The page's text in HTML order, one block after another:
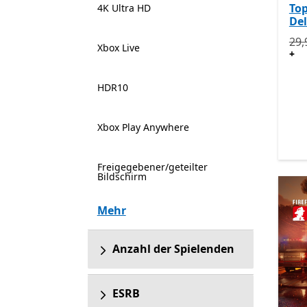
4K Ultra HD
Xbox Live
HDR10
Xbox Play Anywhere
Freigegebener/geteilter
Bildschirm
Mehr
Anzahl der Spielenden
ESRB
+